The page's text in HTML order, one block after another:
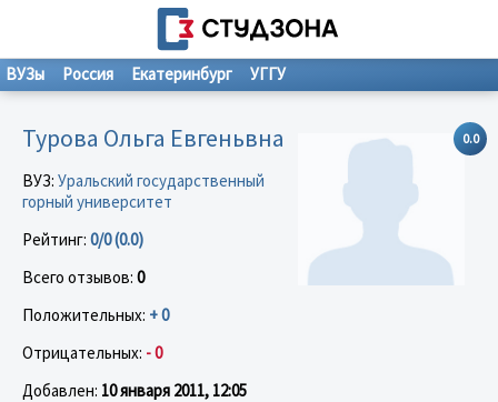
ВУЗы Россия Екатеринбург УГГУ
0.0
Турова Ольга Евгеньвна
ВУЗ: Уральский государственный
горный университет
Рейтинг: 0/0 (0.0)
Всего отзывов: 0
Положительных: + 0
Отрицательных: - 0
Добавлен: 10 января 2011, 12:05